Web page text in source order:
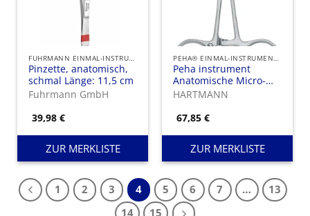
FUHRMANN EINMAL-INSTRUMENTE
Pinzette, anatomisch,
schmal Länge: 11,5 cm
Fuhrmann GmbH
39,98€
ZUR MERKLISTE
PEHA® EINMAL-INSTRUMENTE
Peha instrument
Anatomische Micro-
Mosquito-Klemme
HARTMANN
67,85€
ZUR MERKLISTE
1 2 3 4 5 6 7 …
13
14
15